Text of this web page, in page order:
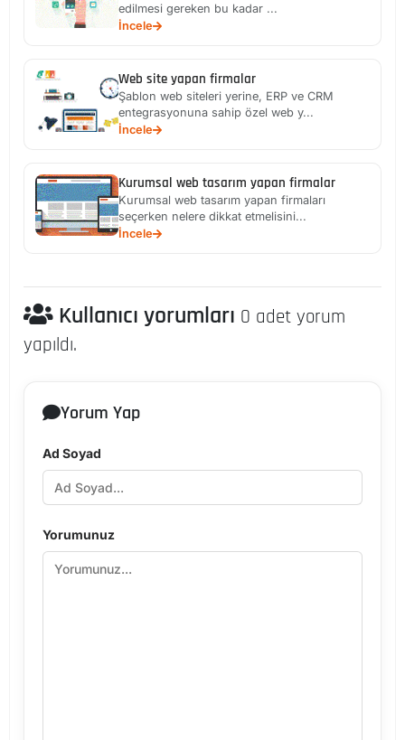
edilmesi gereken bu kadar ...
İncele
Web site yapan firmalar
Şablon web siteleri yerine, ERP ve CRM
entegrasyonuna sahip özel web y...
İncele
Kurumsal web tasarım yapan firmalar
Kurumsal web tasarım yapan firmaları
seçerken nelere dikkat etmelisini...
İncele
Kullanıcı yorumları 0 adet yorum
yapıldı.
Yorum Yap
Ad Soyad
Yorumunuz